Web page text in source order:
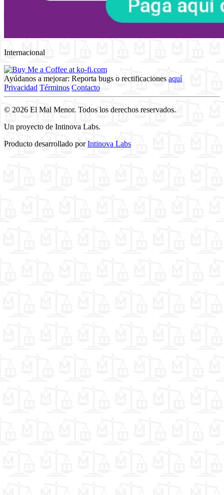
Internacional
Ayúdanos a mejorar: Reporta bugs o rectificaciones aquí
Privacidad Términos Contacto
© 2026 El Mal Menor. Todos los derechos reservados.
Un proyecto de Intinova Labs.
Producto desarrollado porIntinova Labs